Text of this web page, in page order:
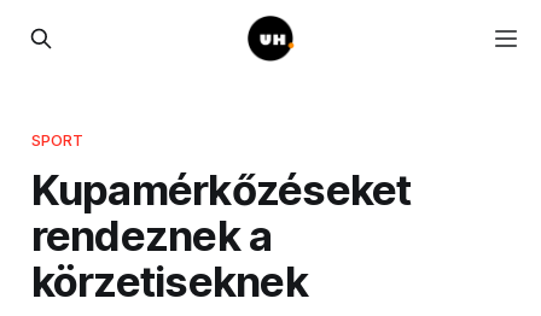
SPORT
Kupamérkőzéseket
rendeznek a
körzetiseknek